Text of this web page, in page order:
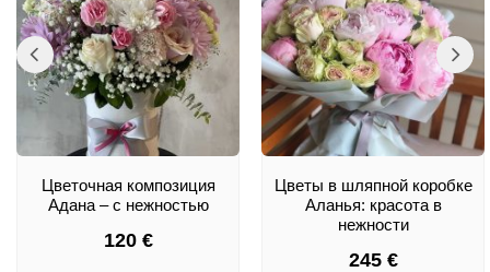
Цветочная композиция
Адана – с нежностью
120 €
Цветы в шляпной коробке
Аланья: красота в
нежности
245 €